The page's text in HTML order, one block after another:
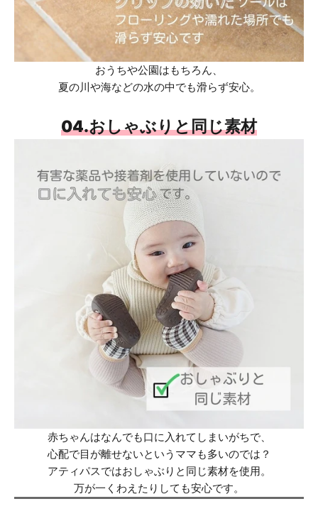
おうちや公園はもちろん、
夏の川や海などの水の中でも滑らず安心。
04.おしゃぶりと同じ素材
赤ちゃんはなんでも口に入れてしまいがちで、
心配で目が離せないというママも多いのでは？
アティパスではおしゃぶりと同じ素材を使用。
万が一くわえたりしても安心です。